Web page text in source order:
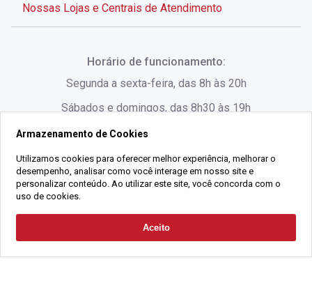
Solicitar Contato
Nossas Lojas e Centrais de Atendimento
SC
(48) 3220-1045
Alameda César Nascimento, 549, Salas 1, 2 e 3 -
Jurerê, - Florianópolis - SC
Horário de funcionamento:
Segunda a sexta-feira, das 8h às 20h
Sábados e domingos, das 8h30 às 19h
2021 Copyright - Gralha Imóveis CRECI 008060/O - Todos os direitos
CNPJ:18.091.083/0001-37
Armazenamento de Cookies
Utilizamos cookies para oferecer melhor experiência, melhorar o
desempenho, analisar como você interage em nosso site e
personalizar conteúdo. Ao utilizar este site, você concorda com o
uso de cookies.
Aceito